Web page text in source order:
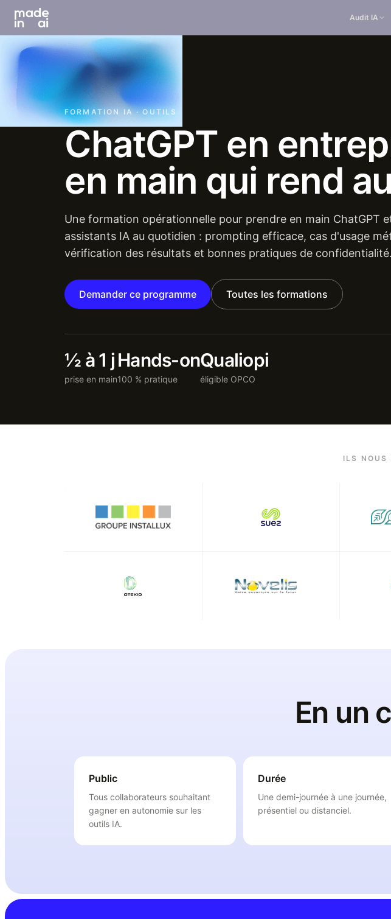
Audit IA
FORMATION IA · OUTILS
ChatGPT en
en main qui rend
Une formation opérationnelle pour prendre en main ChatGPT
assistants IA au quotidien : prompting efficace, cas d'usage
vérification des résultats et bonnes pratiques de confidentialité.
Demander ce programme Toutes les formations
½ à 1 j
prise en main
Hands-on
100 % pratique
Qualiopi
éligible OPCO
ILS NOUS
En un
Public
Tous collaborateurs souhaitant
gagner en autonomie sur les
outils IA.
Durée
Une demi-journée à une journée,
présentiel ou distanciel.